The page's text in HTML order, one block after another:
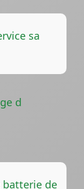
sa
d
batterie de